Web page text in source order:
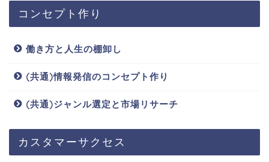
コンセプト作り
働き方と人生の棚卸し
(共通)情報発信のコンセプト作り
(共通)ジャンル選定と市場リサーチ
カスタマーサクセス